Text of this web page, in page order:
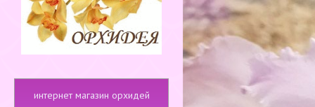
интернет магазин орхидей